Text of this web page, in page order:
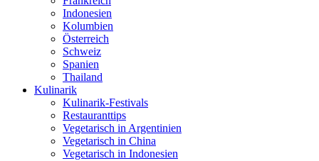
Indonesien
Kolumbien
Österreich
Schweiz
Spanien
Thailand
Kulinarik
Kulinarik-Festivals
Restauranttips
Vegetarisch in Argentinien
Vegetarisch in China
Vegetarisch in Indonesien